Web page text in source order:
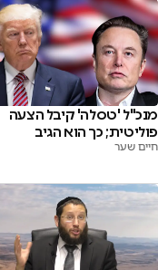
מנכ"ל 'טסלה' קיבל הצעה
פוליטית; כך הוא הגיב
חיים שער